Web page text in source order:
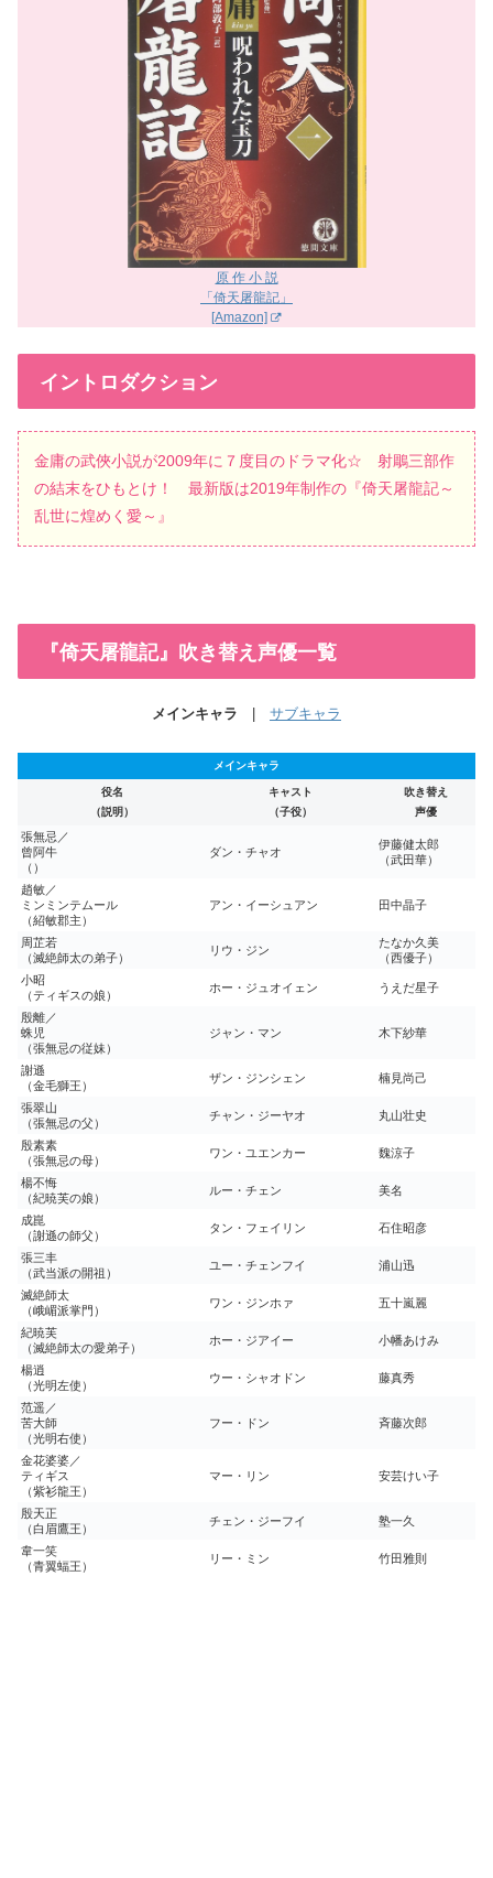
原 作 小 説
「倚天屠龍記」
[Amazon]
イントロダクション
金庸の武俠小説が2009年に７度目のドラマ化☆ 射鵰三部作
の結末をひもとけ！ 最新版は2019年制作の『倚天屠龍記～
乱世に煌めく愛～』
『倚天屠龍記』吹き替え声優一覧
メインキャラ サブキャラ
メインキャラ
役名
（説明）
キャスト
（子役）
吹き替え
声優
張無忌／
曾阿牛
（）
ダン・チャオ
伊藤健太郎
（武田華）
趙敏／
ミンミンテムール
（紹敏郡主）
アン・イーシュアン 田中晶子
周芷若
（滅絶師太の弟子）
リウ・ジン
たなか久美
（西優子）
小昭
（ティギスの娘）
ホー・ジュオイェン うえだ星子
殷離／
蛛児
（張無忌の従妹）
ジャン・マン 木下紗華
謝遜
（金毛獅王）
ザン・ジンシェン 楠見尚己
張翠山
（張無忌の父）
チャン・ジーヤオ 丸山壮史
殷素素
（張無忌の母）
ワン・ユエンカー 魏涼子
楊不悔
（紀暁芙の娘）
ルー・チェン 美名
成崑
（謝遜の師父）
タン・フェイリン 石住昭彦
張三丰
（武当派の開祖）
ユー・チェンフイ 浦山迅
滅絶師太
（峨嵋派掌門）
ワン・ジンホァ 五十嵐麗
紀暁芙
（滅絶師太の愛弟子）
ホー・ジアイー 小幡あけみ
楊逍
（光明左使）
ウー・シャオドン 藤真秀
范遥／
苦大師
（光明右使）
フー・ドン 斉藤次郎
金花婆婆／
ティギス
（紫衫龍王）
マー・リン 安芸けい子
殷天正
（白眉鷹王）
チェン・ジーフイ 塾一久
韋一笑
（青翼蝠王）
リー・ミン 竹田雅則